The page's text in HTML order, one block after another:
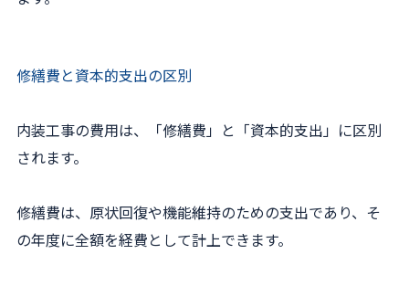
修繕費と資本的支出の区別
内装工事の費用は、「修繕費」と「資本的支出」に区別
されます。
修繕費は、原状回復や機能維持のための支出であり、そ
の年度に全額を経費として計上できます。